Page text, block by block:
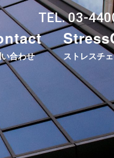
合わせ ストレスチ
TEL. 03-